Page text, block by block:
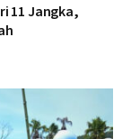
11 Jangka,